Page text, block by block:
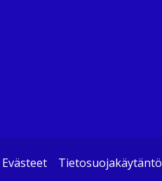
Evästeet Tietosuojakäytäntö